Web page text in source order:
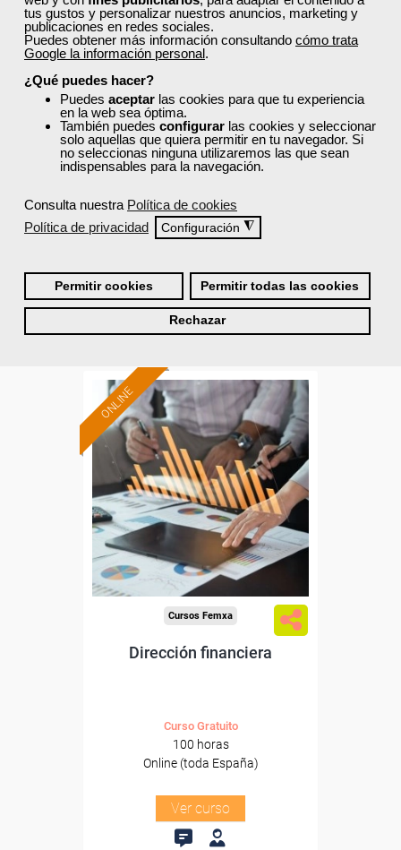
tus gustos y personalizar nuestros anuncios, marketing y
publicaciones en redes sociales.
Puedes obtener más información consultando cómo trata
Google la información personal.
¿Qué puedes hacer?
Puedes aceptar las cookies para que tu experiencia
en la web sea óptima.
También puedes configurar las cookies y seleccionar
solo aquellas que quiera permitir en tu navegador. Si
no seleccionas ninguna utilizaremos las que sean
indispensables para la navegación.
Consulta nuestra Política de cookies
Política de privacidad
Configuración ◮
Permitir cookies Permitir todas las cookies
Rechazar
Sector
-Finanzas y Seguros.
Detección, prevención y
gestión del fraude
Curso Gratuito
20 horas
Online (toda España)
Ver curso
0 152
ONLINE
Formación 100%
subvencionada.
Para desempleados,
trabajadores y autónomos.
Sector
-Finanzas y Seguros.
Cursos Femxa
Dirección financiera
Curso Gratuito
100 horas
Online (toda España)
Ver curso